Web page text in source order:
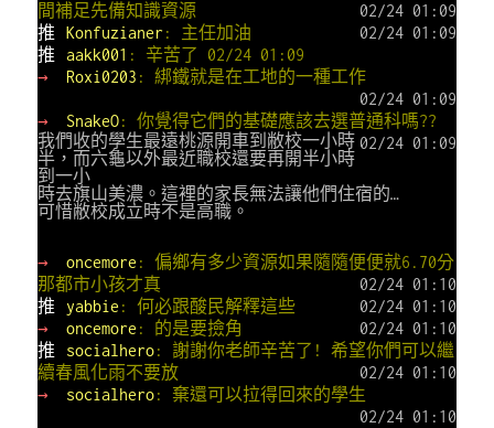
間補足先備知識資源
02/24 01:09
推
Konfuzianer : 主任加油
02/24 01:09
推
aakk001 : 辛苦了 02/24 01:09
→
Roxi0203 : 綁鐵就是在工地的一種工作
02/24 01:09
→
SnakeO: 你覺得它們的基礎應該去選普通科嗎??
02/24 01:09
我們收的學生最遠桃源開車到敝校一小時
半，而六龜以外最近職校還要再開半小時
到一小
時去旗山美濃。這裡的家長無法讓他們住宿的…
可惜敝校成立時不是高職。
→ oncemore : 偏鄉有多少資源如果隨隨便便就6.70分
那都市小孩才真
02/24 01:10
推
yabbie : 何必跟酸民解釋這些
02/24 01:10
→
oncemore : 的是要撿角
02/24 01:10
推
socialhero: 謝謝你老師辛苦了! 希望你們可以繼
續春風化雨不要放
02/24 01:10
→
socialhero: 棄還可以拉得回來的學生
02/24 01:10